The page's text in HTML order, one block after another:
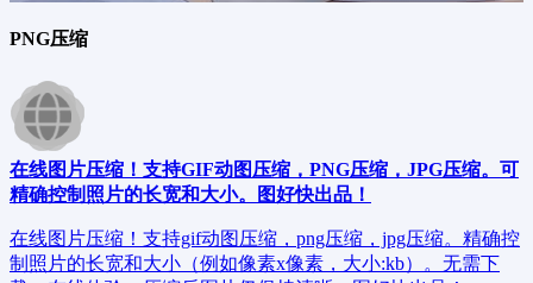
PNG压缩
在线图片压缩！支持GIF动图压缩，PNG压缩，JPG压缩。可
精确控制照片的长宽和大小。图好快出品！
在线图片压缩！支持gif动图压缩，png压缩，jpg压缩。精确控
制照片的长宽和大小（例如像素x像素，大小:kb）。无需下